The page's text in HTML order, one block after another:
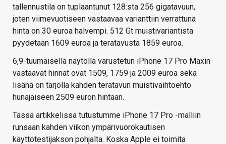
tallennustila on tuplaantunut 128:sta 256 gigatavuun,
joten viimevuotiseen vastaavaa varianttiin verrattuna
hinta on 30 euroa halvempi. 512 Gt muistivariantista
pyydetään 1609 euroa ja teratavusta 1859 euroa.
6,9-tuumaisella näytöllä varustetun iPhone 17 Pro Maxin
vastaavat hinnat ovat 1509, 1759 ja 2009 euroa sekä
lisänä on tarjolla kahden teratavun muistivaihtoehto
hunajaiseen 2509 euron hintaan.
Tässä artikkelissa tutustumme iPhone 17 Pro -malliin
runsaan kahden viikon ympärivuorokautisen
käyttötestijakson pohjalta. Koska Apple ei toimita